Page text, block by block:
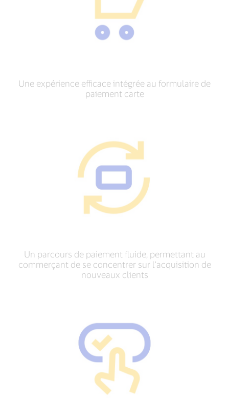
Une expérience efficace intégrée au formulaire de
paiement carte
Un parcours de paiement fluide, permettant au
commerçant de se concentrer sur l'acquisition de
nouveaux clients